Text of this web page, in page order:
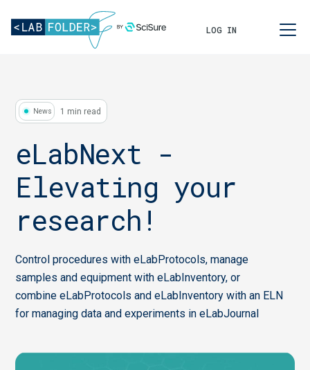
LOG IN
News 1 min read
eLabNext -
Elevating your
research!
Control procedures with eLabProtocols, manage
samples and equipment with eLabInventory, or
combine eLabProtocols and eLabInventory with an ELN
for managing data and experiments in eLabJournal